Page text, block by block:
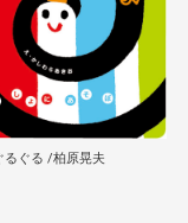
るぐる /柏原晃夫